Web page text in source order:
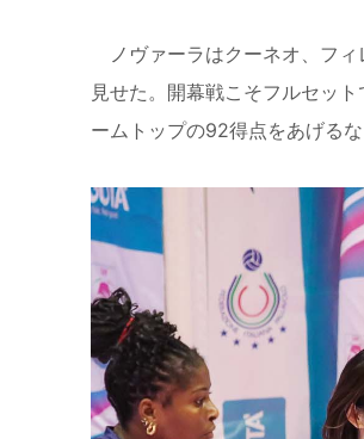
ノヴァーラはクーネオ、フィ
見せた。開幕戦こそフルセッ
ームトップの92得点をあげる